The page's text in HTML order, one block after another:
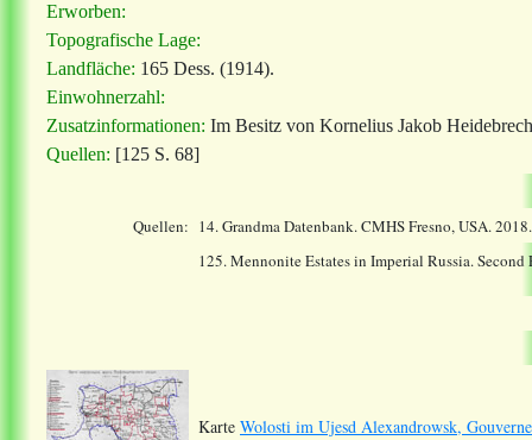
Erworben:
Topografische Lage:
Landfläche: 165 Dess. (1914).
Einwohnerzahl:
Zusatzinformationen: Im Besitz von Kornelius Jakob
Quellen: [125 S. 68]
Quellen: 14.Grandma Datenbank. CMHS Fresno, USA.
125. Mennonite Estates in Imperial Russia.
Karte Wolosti im Ujesd Alexandrowsk,